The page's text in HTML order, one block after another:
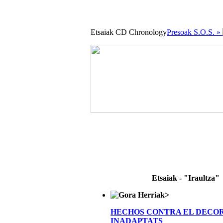
Etsaiak CD ChronologyPresoak S.O.S. »
Etsaiak - "Iraultza"
>
HECHOS CONTRA EL
INADAPTATS